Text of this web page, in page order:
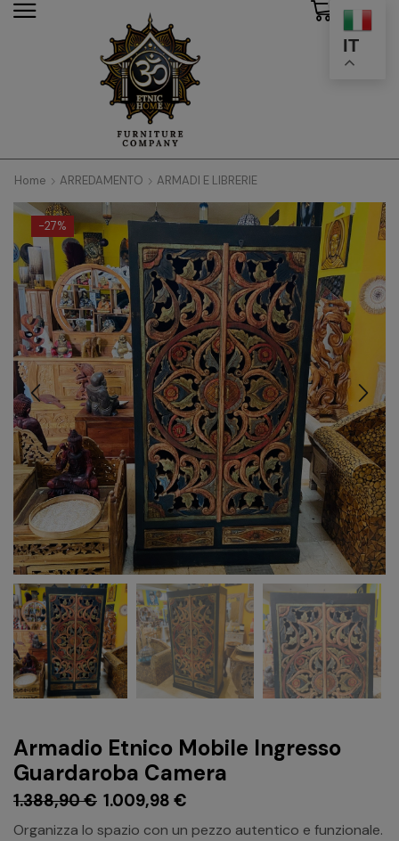
IT
Home ARREDAMENTO ARMADI E LIBRERIE
-27%
Armadio Etnico Mobile Ingresso
Guardaroba Camera
1.388,90€ 1.009,98 €
Organizza lo spazio con un pezzo autentico e funzionale.